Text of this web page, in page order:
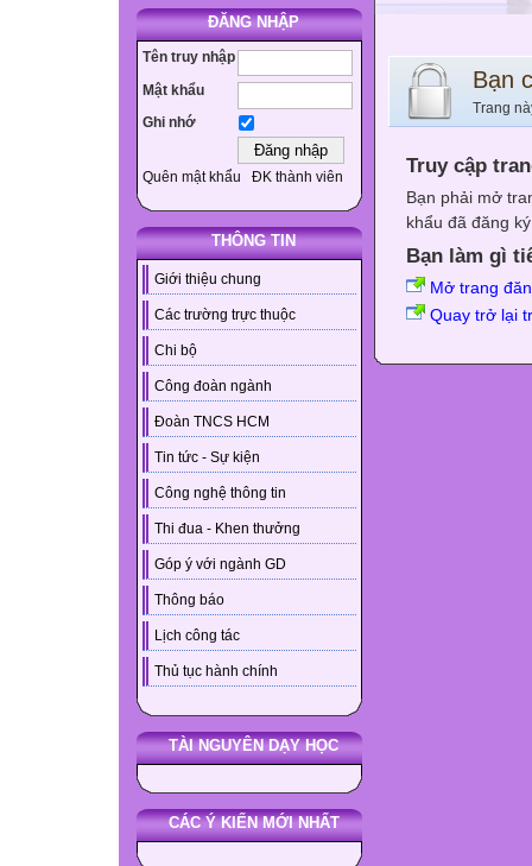
ĐĂNG NHẬP
Tên truy nhập
Mật khẩu
Ghi nhớ
Quên mật khẩu ĐK thành viên
THÔNG TIN
Giới thiệu chung
Các trường trực thuộc
Chi bộ
Công đoàn ngành
Đoàn TNCS HCM
Tin tức - Sự kiện
Công nghệ thông tin
Thi đua - Khen thưởng
Góp ý với ngành GD
Thông báo
Lịch công tác
Thủ tục hành chính
TÀI NGUYÊN DẠY HỌC
CÁC Ý KIẾN MỚI NHẤT
Bạn
Trang
Truy cập
Bạn phải mở
khẩu đã đăng
Bạn làm gì
Mở trang
Quay trở lại